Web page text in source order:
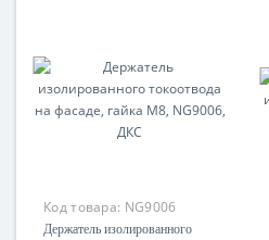
Код товара: NG9006
Держатель изолированного